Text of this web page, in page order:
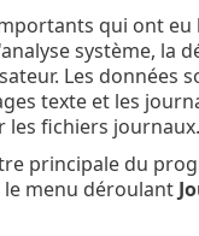
qui ont
système, la
Les données
texte et les
les fichiers journaux.
principale du
le menu déroulant